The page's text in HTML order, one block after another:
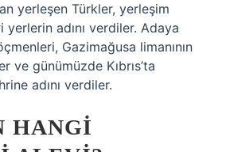
yerleşen Türkler, yerleşim
adını verdiler. Adaya
Gazimağusa limanının
ve günümüzde Kıbrıs’ta
adını verdiler.
HANGI